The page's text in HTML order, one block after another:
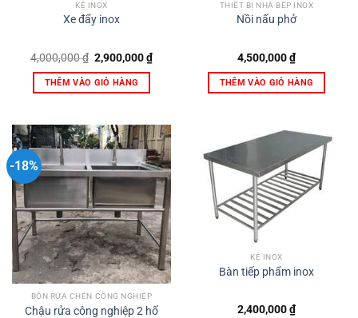
KỆ INOX
Xe đẩy inox
4,000,000₫ Giá
gốc
là:
4,000,000 ₫.
2,900,000₫Giá
hiện
THÊM VÀO GIỎ HÀNG
THIẾT BỊ NHÀ BẾP INOX
Nồi nấu phở
4,500,000₫
THÊM VÀO GIỎ HÀNG
-18%
BỒN RỬA CHÉN CÔNG NGHIỆP
Chậu rửa công nghiệp 2 hố
KỆ INOX
Bàn tiếp phẩm inox
2,400,000₫